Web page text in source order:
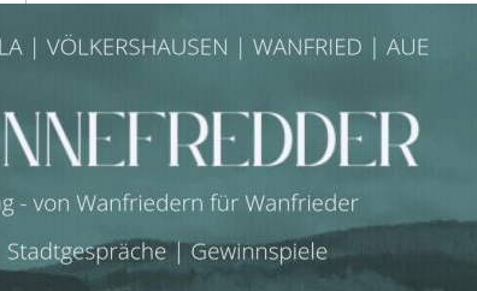
Name*
E-Mail-Adresse*
Website